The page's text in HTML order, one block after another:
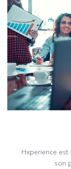
Hxperience
son